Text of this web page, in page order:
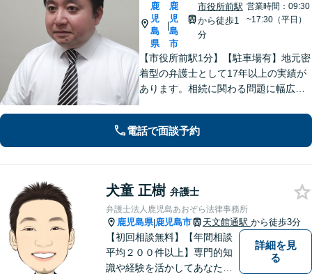
鹿
児
島
県
|
鹿
児
島
市
市役所前駅
から徒歩1
分
営業時間：09:30
~17:30（平日）
【市役所前駅1分】【駐車場有】地元密
着型の弁護士として17年以上の実績が
あります。相続に関わる問題に幅広く
の督促をストップ。状況を丁寧にヒア
リングした適切な解決策をご提案。
電話で面談予約
犬童 正樹 弁護士
弁護士法人鹿児島あおぞら法律事務所
鹿児島県|鹿児島市 天文館通駅 から徒歩3分
【初回相談無料】【年間相談
平均２００件以上】専門的知
識や経験を活かしてあなたの
詳細を見
る